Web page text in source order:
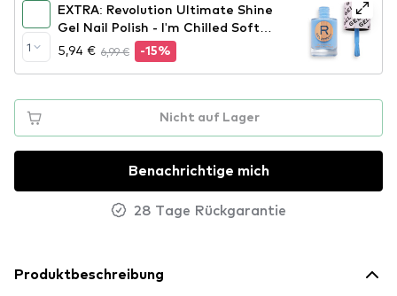
1
EXTRA: Revolution Ultimate Shine
Gel Nail Polish - I'm Chilled Soft
Blue
5,94 € 6,99 € -15%
Nicht auf Lager
Benachrichtige mich
28 Tage Rückgarantie
Produktbeschreibung